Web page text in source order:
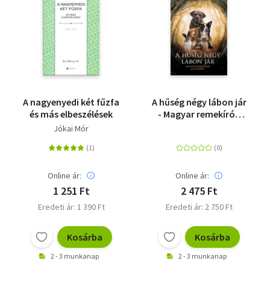
A nagyenyedi két fűzfa
és más elbeszélések
Jókai Mór
Online ár:
1 251 Ft
Eredeti ár: 1 390 Ft
Kosárba
2 - 3 munkanap
A hűség négy lábon jár
- Magyar remekírók
Online ár:
2 475 Ft
Eredeti ár: 2 750 Ft
Kosárba
2 - 3 munkanap